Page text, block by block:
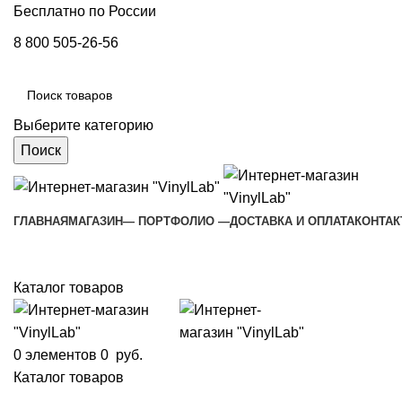
Бесплатно по России
8 800 505-26-56
Выберите категорию
Поиск
ГЛАВНАЯ МАГАЗИН— ПОРТФОЛИО —ДОСТАВКА И ОПЛАТА
Каталог товаров
0 элементов 0 руб.
Каталог товаров